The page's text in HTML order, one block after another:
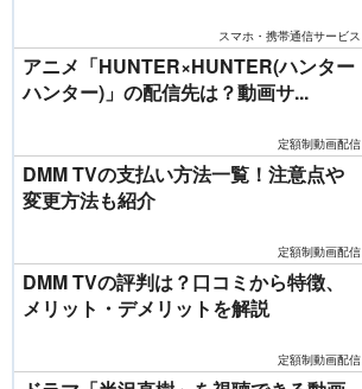
スマホ・携帯通信サービス
アニメ「HUNTER×HUNTER(ハンター
ハンター)」の配信先は？動画サ...
定額制動画配信
DMM TVの支払い方法一覧！注意点や
変更方法も紹介
定額制動画配信
DMM TVの評判は？口コミから特徴、
メリット・デメリットを解説
定額制動画配信